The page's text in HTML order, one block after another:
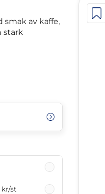
smak av kaffe,
stark
kr/st